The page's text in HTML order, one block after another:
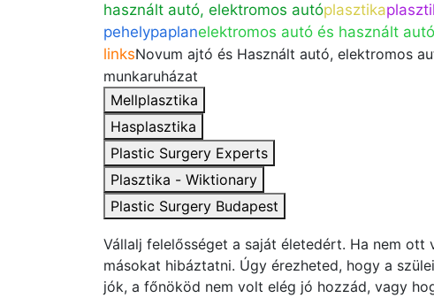
használt autó, elektromos autóplasztika
pehelypaplanelektromos autó és használt
linksNovum ajtó és Használt autó, elektromos
munkaruházat
Mellplasztika
Hasplasztika
Plastic Surgery Experts
Plasztika - Wiktionary
Plastic Surgery Budapest
Vállalj felelősséget a saját életedért. Ha nem ott
másokat hibáztatni. Úgy érezheted, hogy a
jók, a főnököd nem volt elég jó hozzád, vagy